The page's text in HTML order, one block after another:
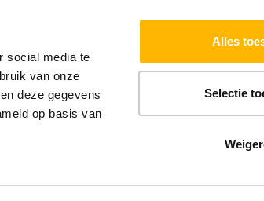
social media te
van onze
deze gegevens
op basis van
Alles
Selectie
EXTRA DIENSTEN